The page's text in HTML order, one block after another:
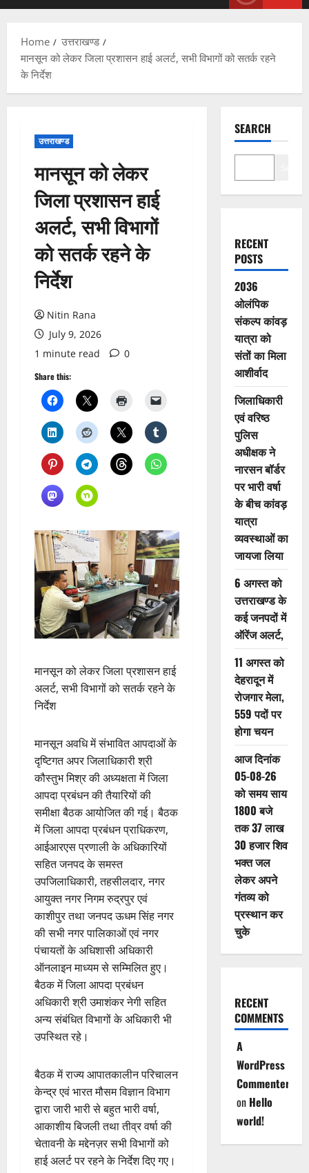
Home
उत्तराखण्ड
मानसून को लेकर जिला प्रशासन हाई अलर्ट, सभी विभागों को सतर्क रहने
के निर्देश
उत्तराखण्ड
मानसून को लेकर
जिला प्रशासन हाई
अलर्ट, सभी विभागों
को सतर्क रहने के
निर्देश
Nitin Rana
July 9, 2026
1 minute read
0
Share this:
मानसून को लेकर जिला प्रशासन हाई
अलर्ट, सभी विभागों को सतर्क रहने के
निर्देश
मानसून अवधि में संभावित आपदाओं के
दृष्टिगत अपर जिलाधिकारी श्री
कौस्तुभ मिश्र की अध्यक्षता में जिला
आपदा प्रबंधन की तैयारियों की
समीक्षा बैठक आयोजित की गई। बैठक
में जिला आपदा प्रबंधन प्राधिकरण,
आईआरएस प्रणाली के अधिकारियों
सहित जनपद के समस्त
उपजिलाधिकारी, तहसीलदार, नगर
आयुक्त नगर निगम रुद्रपुर एवं
काशीपुर तथा जनपद ऊधम सिंह नगर
की सभी नगर पालिकाओं एवं नगर
पंचायतों के अधिशासी अधिकारी
ऑनलाइन माध्यम से सम्मिलित हुए।
बैठक में जिला आपदा प्रबंधन
अधिकारी श्री उमाशंकर नेगी सहित
अन्य संबंधित विभागों के अधिकारी भी
उपस्थित रहे।
बैठक में राज्य आपातकालीन परिचालन
केन्द्र एवं भारत मौसम विज्ञान विभाग
द्वारा जारी भारी से बहुत भारी वर्षा,
आकाशीय बिजली तथा तीव्र वर्षा की
चेतावनी के मद्देनज़र सभी विभागों को
हाई अलर्ट पर रहने के निर्देश दिए गए।
SEARCH
RECENT
POSTS
2036
ओलंपिक
संकल्प कांवड़
यात्रा को
संतों का मिला
आशीर्वाद
जिलाधिकारी
एवं वरिष्ठ
पुलिस
अधीक्षक ने
नारसन बॉर्डर
पर भारी वर्षा
के बीच कांवड़
यात्रा
व्यवस्थाओं का
जायजा लिया
6 अगस्त को
उत्तराखण्ड के
कई जनपदों में
ऑरेंज अलर्ट,
11 अगस्त को
देहरादून में
रोजगार मेला,
559 पदों पर
होगा चयन
आज दिनांक
05-08-26
को समय साय
1800 बजे
तक 37 लाख
30 हजार शिव
भक्त जल
लेकर अपने
गंतव्य को
प्रस्थान कर
चुके
RECENT
COMMENTS
A
WordPress
Commenter
on Hello
world!